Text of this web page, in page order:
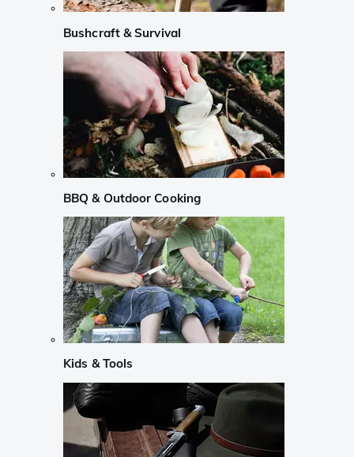
Bushcraft & Survival
BBQ & Outdoor Cooking
Kids & Tools